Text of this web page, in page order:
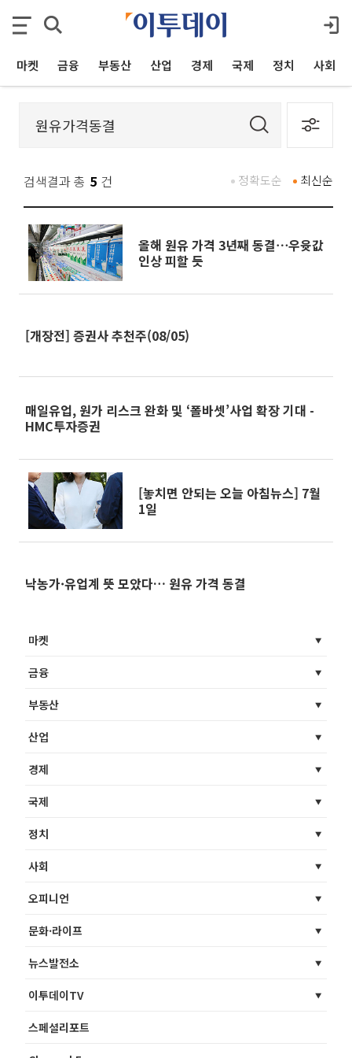
마켓 금융 부동산 산업 경제 국제 정치 사회
검색결과 총 5 건 최신순
정확도순
올해 원유 가격 3년째 동결⋯우윳값
인상 피할 듯
[개장전] 증권사 추천주(08/05)
매일유업, 원가 리스크 완화 및 ‘폴바셋’사업 확장 기대 -
HMC투자증권
[놓치면 안되는 오늘 아침뉴스] 7월
1일
낙농가·유업계 뜻 모았다… 원유 가격 동결
마켓
금융
부동산
산업
경제
국제
정치
사회
오피니언
문화·라이프
뉴스발전소
이투데이TV
스페셜리포트